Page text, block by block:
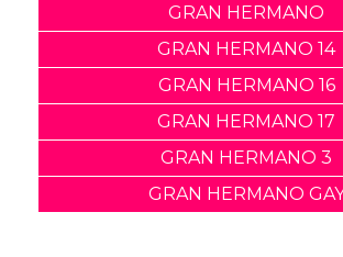
GRAN HERMANO
GRAN HERMANO 14
GRAN HERMANO 16
GRAN HERMANO 17
GRAN HERMANO 3
GRAN HERMANO